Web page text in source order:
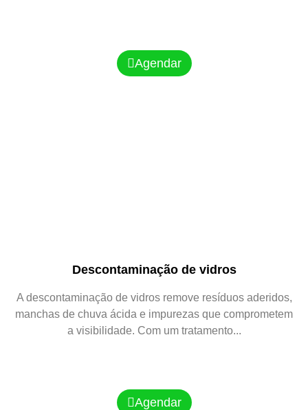
Agendar
Descontaminação de vidros
A descontaminação de vidros remove resíduos aderidos,
manchas de chuva ácida e impurezas que comprometem
a visibilidade. Com um tratamento...
Agendar